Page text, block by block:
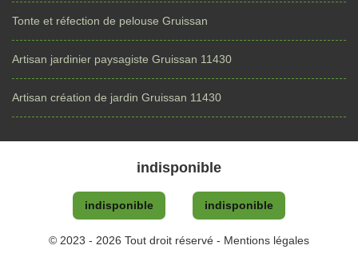
Tonte et réfection de pelouse Gruissan
Artisan jardinier paysagiste Gruissan 11430
Artisan création de jardin Gruissan 11430
indisponible
indisponible indisponible
© 2023 - 2026 Tout droit réservé - Mentions légales